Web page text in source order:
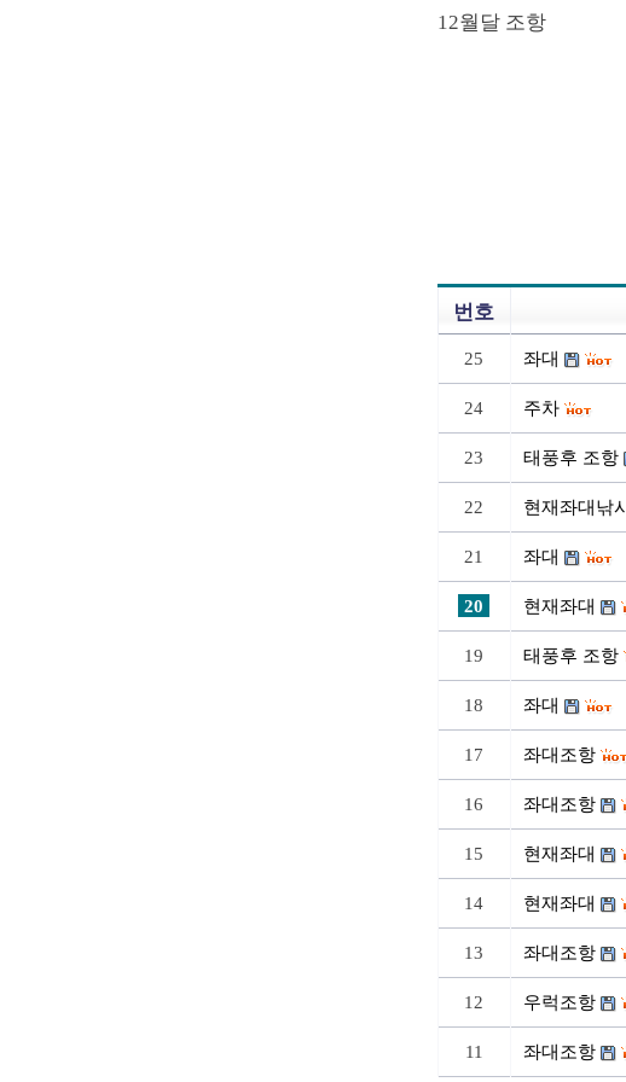
12월달 조항
번호
25 좌대
24 주차
23 태풍후 조항
22 현재좌대낚시
21 좌대
20 현재좌대
19 태풍후 조항
18 좌대
17 좌대조항
16 좌대조항
15 현재좌대
14 현재좌대
13 좌대조항
12 우럭조항
11 좌대조항